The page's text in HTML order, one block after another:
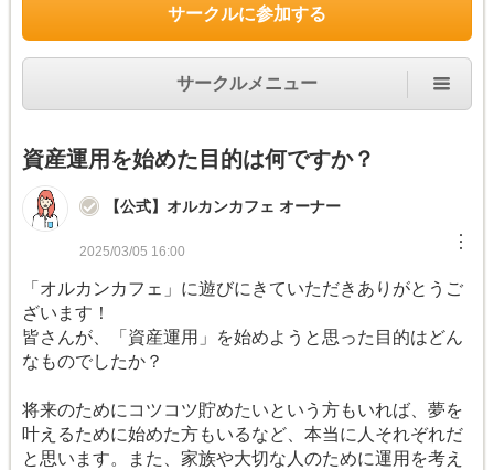
サークルに参加する
サークルメニュー
資産運用を始めた目的は何ですか？
【公式】オルカンカフェ オーナー
2025/03/05 16:00 ︙
「オルカンカフェ」に遊びにきていただきありがとうご
ざいます！
皆さんが、「資産運用」を始めようと思った目的はどん
なものでしたか？
将来のためにコツコツ貯めたいという方もいれば、夢を
叶えるために始めた方もいるなど、本当に人それぞれだ
と思います。また、家族や大切な人のために運用を考え